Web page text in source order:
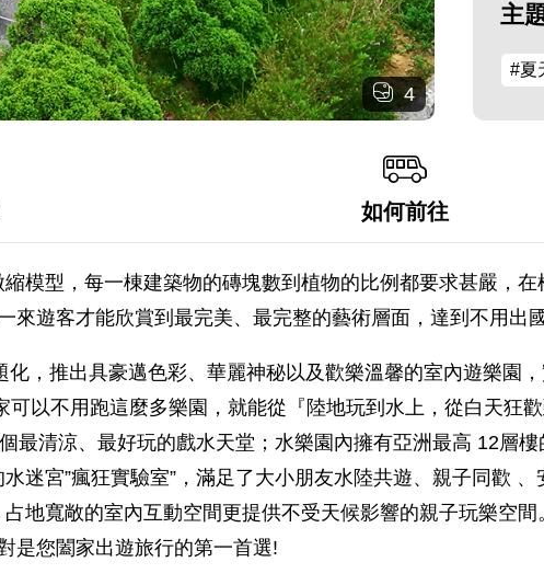
4
主
#夏
如何前往
模型，每一棟建築物的磚塊數到植物的比例都要求甚嚴，
來遊客才能欣賞到最完美、最完整的藝術層面，達到不用出
，推出具豪邁色彩、華麗神秘以及歡樂溫馨的室內遊樂園
可以不用跑這麼多樂園，就能從『陸地玩到水上，從白天狂
最清涼、最好玩的戲水天堂；水樂園內擁有亞洲最高 12層
迷宮”瘋狂實驗室”，滿足了大小朋友水陸共遊、親子同歡
地寬敞的室內互動空間更提供不受天候影響的親子玩樂空
是您闔家出遊旅行的第一首選!